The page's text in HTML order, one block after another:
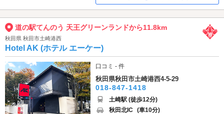
道の駅てんのう 天王グリーンランドから11.8km
秋田県 秋田市土崎港西
Hotel AK (ホテル エーケー)
口コミ - 件
秋田県秋田市土崎港西4-5-29
018-847-1418
土崎駅 (徒歩12分)
秋田北IC (車10分)